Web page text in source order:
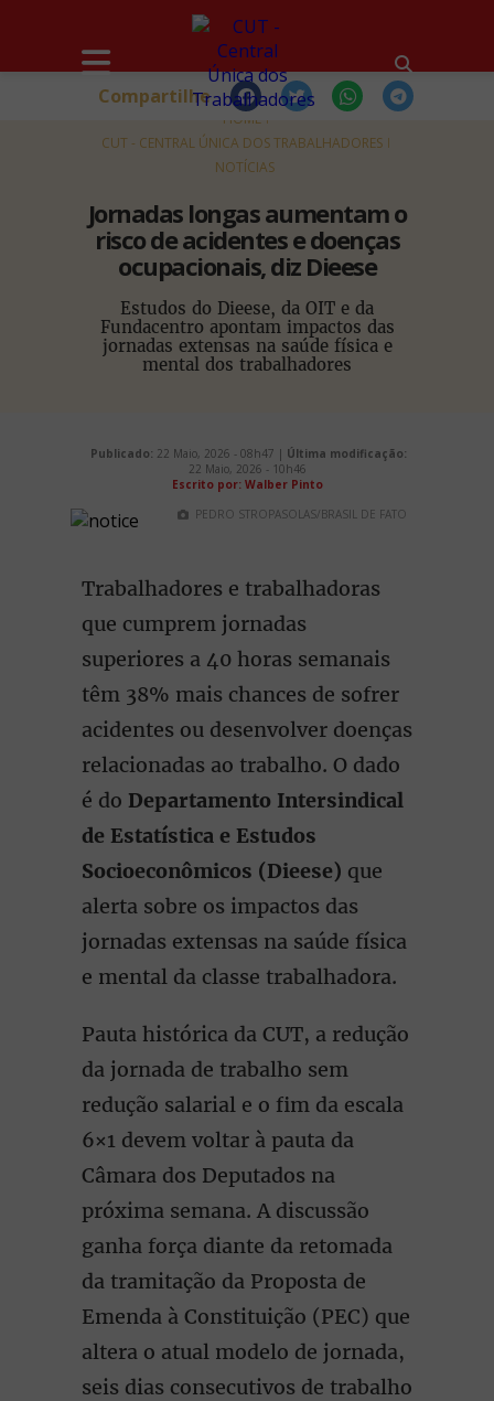
HOME
CUT - CENTRAL ÚNICA DOS TRABALHADORES
NOTÍCIAS
Jornadas longas aumentam o
risco de acidentes e doenças
ocupacionais, diz Dieese
Estudos do Dieese, da OIT e da
Fundacentro apontam impactos das
jornadas extensas na saúde física e
mental dos trabalhadores
Compartilhe
Publicado: 22 Maio, 2026 - 08h47 | Última modificação:
22 Maio, 2026 - 10h46
Escrito por: Walber Pinto
PEDRO STROPASOLAS/BRASIL DE FATO
Trabalhadores e trabalhadoras
que cumprem jornadas
superiores a 40 horas semanais
têm 38% mais chances de sofrer
acidentes ou desenvolver doenças
relacionadas ao trabalho. O dado
é do Departamento Intersindical
de Estatística e Estudos
Socioeconômicos (Dieese) que
alerta sobre os impactos das
jornadas extensas na saúde física
e mental da classe trabalhadora.
Pauta histórica da CUT, a redução
da jornada de trabalho sem
redução salarial e o fim da escala
6×1 devem voltar à pauta da
Câmara dos Deputados na
próxima semana. A discussão
ganha força diante da retomada
da tramitação da Proposta de
Emenda à Constituição (PEC) que
altera o atual modelo de jornada,
seis dias consecutivos de trabalho